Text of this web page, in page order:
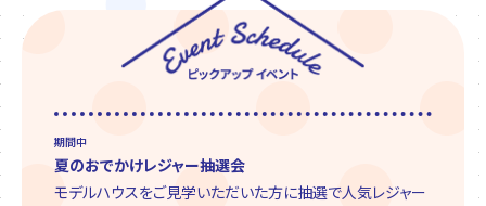
期間中
夏のおでかけレジャー抽選会
モデルハウスをご見学いただいた方に抽選で人気レジャー